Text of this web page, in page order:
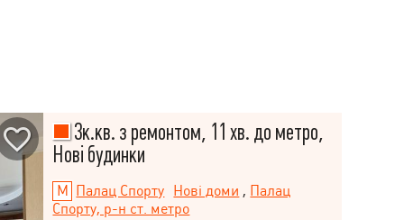
3к.кв. з ремонтом, 11 хв. до метро,
Нові будинки
Палац Спорту Нові доми , Палац
Спорту, р-н ст. метро